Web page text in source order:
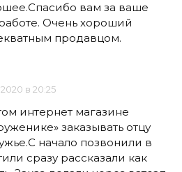
вам за ваше
Очень хороший
продавцом.
в 20:25
интернет магазине
заказывать отцу
начало позвонили в
сразу рассказали как